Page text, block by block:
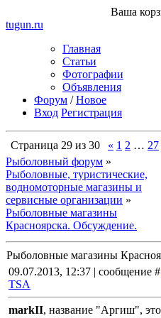
Ваша
tugun.ru
Главная
Статьи
Фотографии
Объявления
Форум /Новое
Вход Регистрация
Страница 29 из 30 « 1 2 … 27
Рыболовный форум »
Рыболовные, туристические,
водномоторные магазины и
сервисные организации »
Рыболовные магазины
Красноярска. Обсуждение.
Рыболовные магазины
09.07.2013, 12:37 | сообщение #
TSA
markII, название "Аргиш",